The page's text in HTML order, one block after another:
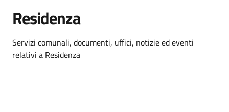
Residenza
Dettagli dell'argomento
Servizi comunali, documenti, uffici, notizie ed eventi
relativi a Residenza